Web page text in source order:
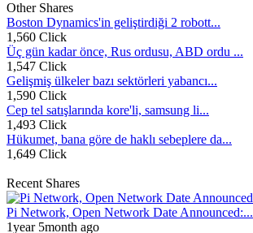
Other Shares
Boston Dynamics'in geliştirdiği 2 robott...
1,560 Click
Üç gün kadar önce, Rus ordusu, ABD ordu ...
1,547 Click
Gelişmiş ülkeler bazı sektörleri yabancı...
1,590 Click
Cep tel satışlarında kore'li, samsung li...
1,493 Click
Hükumet, bana göre de haklı sebeplere da...
1,649 Click
Recent Shares
Pi Network, Open Network Date Announced:...
1year 5month ago